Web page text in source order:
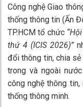
Công nghệ Giao
thống thông tin (Ấn
TP.HCM tổ chức
thứ 4 (ICIS 2026)”
đổi thông tin, chia
trong và ngoài
công nghệ thông
thống thông minh.